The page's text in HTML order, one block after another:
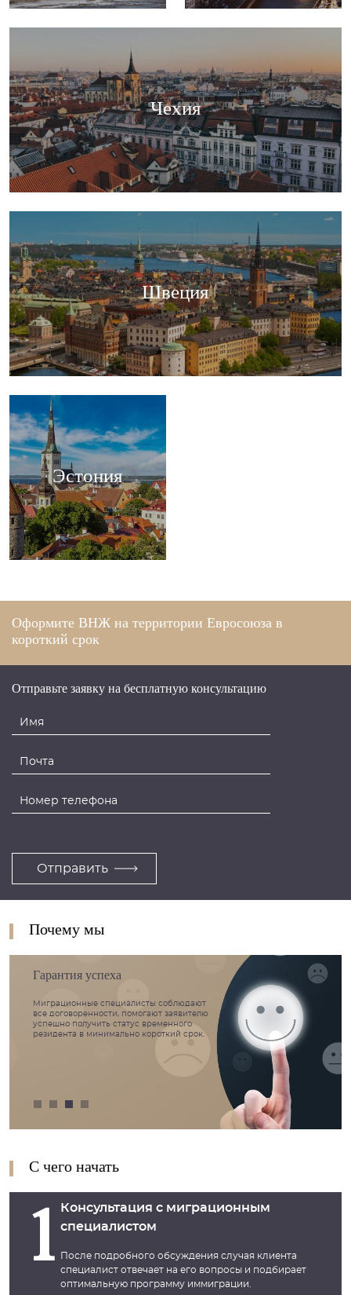
Чехия
Швеция
Эстония
Оформите ВНЖ на территории Евросоюза в
короткий срок
Отправьте заявку на бесплатную консультацию
Почему мы
Гарантия успеха
Миграционные специалисты соблюдают
все договоренности, помогают заявителю
успешно получить статус временного
резидента в минимально короткий срок.
С чего начать
1
Консультация с миграционным
специалистом
После подробного обсуждения случая клиента
специалист отвечает на его вопросы и подбирает
оптимальную программу иммиграции.